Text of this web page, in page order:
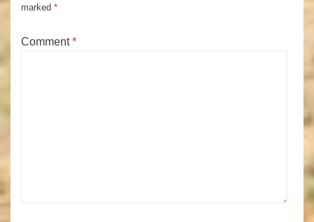
marked *
Comment*